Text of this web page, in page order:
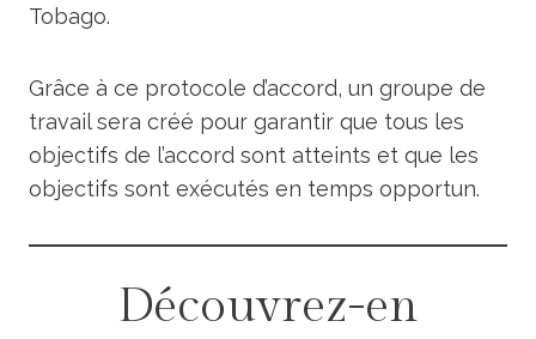
Tobago.
Grâce à ce protocole d’accord, un groupe de
travail sera créé pour garantir que tous les
objectifs de l’accord sont atteints et que les
objectifs sont exécutés en temps opportun.
Découvrez-en